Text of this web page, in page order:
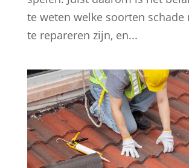
te weten welke soorten schade
te repareren zijn, en...